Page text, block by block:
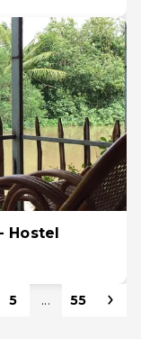
Hostel
5 ... 55